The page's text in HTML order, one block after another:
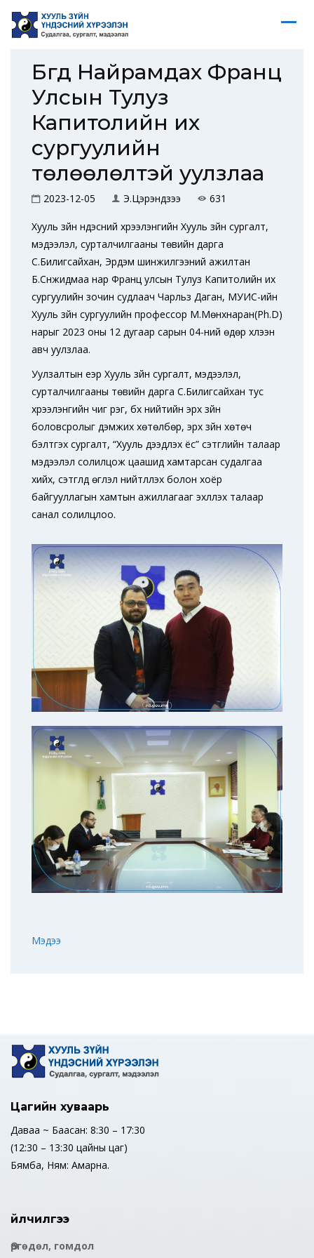
Бүгд Найрамдах Франц
Улсын Тулуз
Капитолийн их
сургуулийн
төлөөлөлтэй уулзлаа
2023-12-05 Э.Цэрэндүзээ 631
Хууль зүйн үндэсний хүрээлэнгийн Хууль зүйн сургалт,
мэдээлэл, сурталчилгааны төвийн дарга
С.Билигсайхан, Эрдэм шинжилгээний ажилтан
Б.Сүнжидмаа нар Франц улсын Тулуз Капитолийн их
сургуулийн зочин судлаач Чарльз Даган, МУИС-ийн
Хууль зүйн сургуулийн профессор М.Мөнхнаран(Ph.D)
нарыг 2023 оны 12 дугаар сарын 04-ний өдөр хүлээн
авч уулзлаа.
Уулзалтын үеэр Хууль зүйн сургалт, мэдээлэл,
сурталчилгааны төвийн дарга С.Билигсайхан тус
хүрээлэнгийн чиг үүрэг, бүх нийтийн эрх зүйн
боловсролыг дэмжих хөтөлбөр, эрх зүйн хөтөч
бэлтгэх сургалт, “Хууль дээдлэх ёс” сэтгүүлийн талаар
мэдээлэл солилцож цаашид хамтарсан судалгаа
хийх, сэтгүүлд өгүүлэл нийтлүүлэх болон хоёр
байгууллагын хамтын ажиллагааг эхлүүлэх талаар
санал солилцлоо.
Мэдээ
Цагийн хуваарь
Даваа ~ Баасан: 8:30 – 17:30
(12:30 – 13:30 цайны цаг)
Бямба, Ням: Амарна.
Үйлчилгээ
Өргөдөл, гомдол